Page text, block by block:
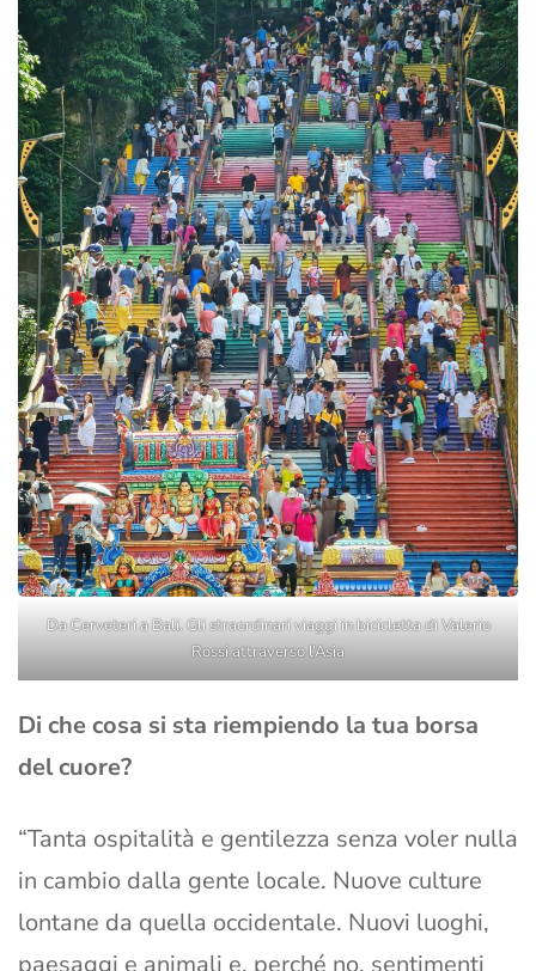
Da Cerveteri a Bali. Gli straordinari viaggi in bicicletta di Valerio
Rossi attraverso l’Asia
Di che cosa si sta riempiendo la tua borsa
del cuore?
“Tanta ospitalità e gentilezza senza voler nulla
in cambio dalla gente locale. Nuove culture
lontane da quella occidentale. Nuovi luoghi,
paesaggi e animali e, perché no, sentimenti